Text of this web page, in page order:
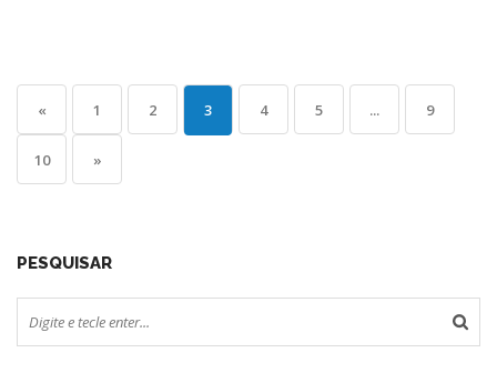
« 1 2 3 4 5 ... 9
10 »
PESQUISAR